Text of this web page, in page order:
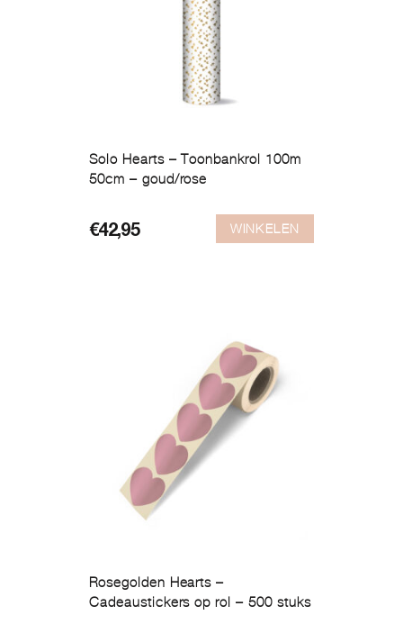
Solo Hearts – Toonbankrol 100m
50cm – goud/rose
€42,95 WINKELEN
Rosegolden Hearts –
Cadeaustickers op rol – 500 stuks